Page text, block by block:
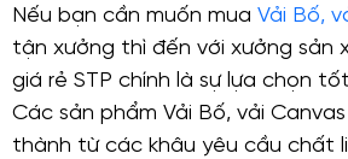
Nếu bạn cần muốn mua Vải Bố,
tận xưởng thì đến với xưởng sản
giá rẻ STP chính là sự lựa chọn
Các sản phẩm Vải Bố, vải
thành từ các khâu yêu cầu chất